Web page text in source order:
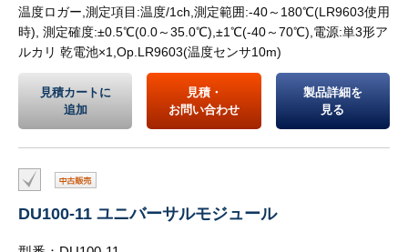
温度ロガー,測定項目:温度/1ch,測定範囲:-40～180℃(LR9603使用
時), 測定確度:±0.5℃(0.0～35.0℃),±1℃(-40～70℃),電源:単3形ア
ルカリ 乾電池×1,Op.LR9603(温度センサ10m)
見積カートに
追加
見積・
お問い合わせ
製品詳細を
見る
DU100-11 ユニバーサルモジュール